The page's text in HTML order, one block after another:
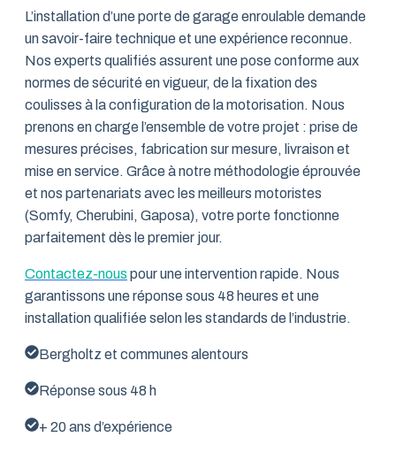
L’installation d’une porte de garage enroulable demande
un savoir-faire technique et une expérience reconnue.
Nos experts qualifiés assurent une pose conforme aux
normes de sécurité en vigueur, de la fixation des
coulisses à la configuration de la motorisation. Nous
prenons en charge l’ensemble de votre projet : prise de
mesures précises, fabrication sur mesure, livraison et
mise en service. Grâce à notre méthodologie éprouvée
et nos partenariats avec les meilleurs motoristes
(Somfy, Cherubini, Gaposa), votre porte fonctionne
parfaitement dès le premier jour.
Contactez-nous pour une intervention rapide. Nous
garantissons une réponse sous 48 heures et une
installation qualifiée selon les standards de l’industrie.
Bergholtz et communes alentours
Réponse sous 48 h
+ 20 ans d’expérience